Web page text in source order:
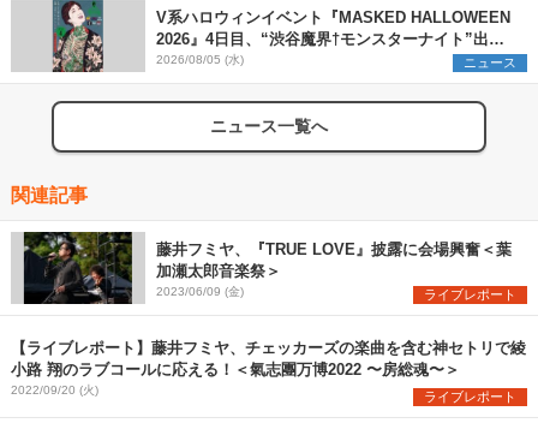
V系ハロウィンイベント『MASKED HALLOWEEN
2026』4日目、“渋谷魔界†モンスターナイト”出演6
組を発表
2026/08/05 (水) ニュース
ニュース一覧へ
関連記事
藤井フミヤ、『TRUE LOVE』披露に会場興奮＜葉
加瀬太郎音楽祭＞
2023/06/09 (金) ライブレポート
【ライブレポート】藤井フミヤ、チェッカーズの楽曲を含む神セトリで綾
小路 翔のラブコールに応える！＜氣志團万博2022 〜房総魂〜＞
2022/09/20 (火) ライブレポート